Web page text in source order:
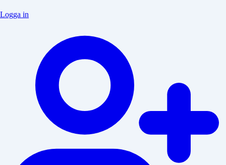
Logga in